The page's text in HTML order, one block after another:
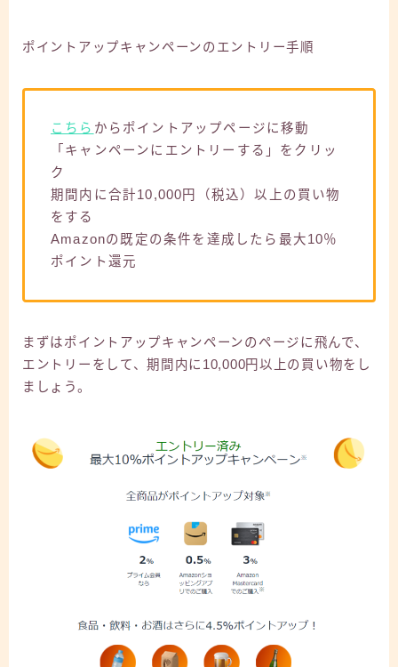
ポイントアップキャンペーンのエントリー手順
こちら からポイントアップページに移動
「キャンペーンにエントリーする」をクリッ
ク
期間内に合計10,000円（税込）以上の買い物
をする
Amazonの既定の条件を達成したら最大10％
ポイント還元
まずはポイントアップキャンペーンのページに飛んで、
エントリーをして、期間内に10,000円以上の買い物をし
ましょう。